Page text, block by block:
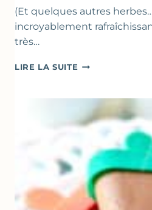
(Et quelques autres
incroyablement
très…
LIRE LA SUITE SOUPE
COURGETTES
AU
CITRON
BASILIC